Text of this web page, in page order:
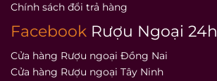
Chính sách đổi trả hàng
Facebook Rượu Ngoại 24h
Cửa hàng Rượu ngoại Đồng Nai
Cửa hàng Rượu ngoại Tây Ninh